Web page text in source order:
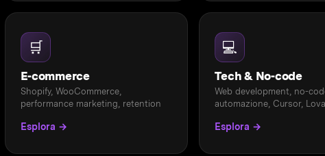
🛒
E-commerce
Shopify, WooCommerce,
performance marketing, retention
Esplora →
💻
Tech & No-code
Web development, no-
automazione, Cursor,
Esplora →